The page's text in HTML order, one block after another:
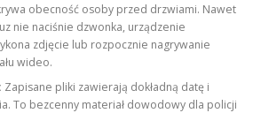
obecność osoby przed drzwiami. Nawet
nie naciśnie dzwonka, urządzenie
zdjęcie lub rozpocznie nagrywanie
wideo.
Zapisane pliki zawierają dokładną datę i
To bezcenny materiał dowodowy dla policji